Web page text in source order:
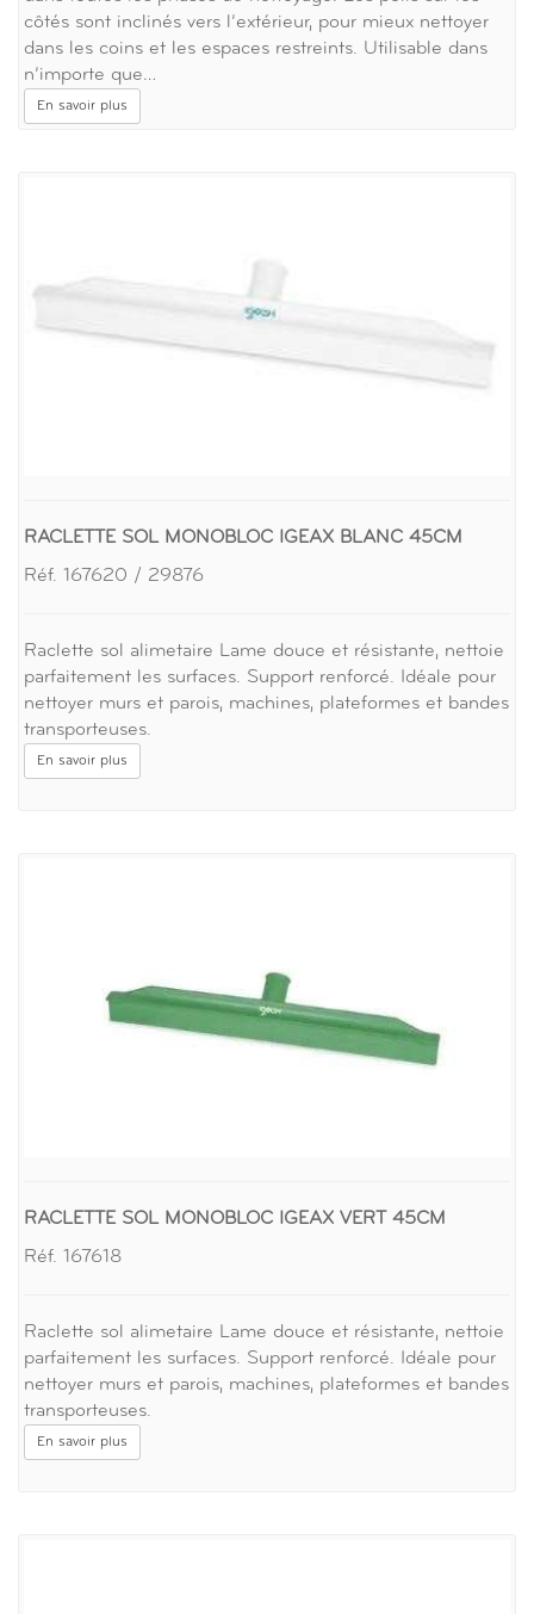
côtés sont inclinés vers l’extérieur, pour mieux nettoyer
dans les coins et les espaces restreints. Utilisable dans
n’importe que…
En savoir plus
RACLETTE SOL MONOBLOC IGEAX BLANC 45CM
Réf. 167620 / 29876
Raclette sol alimetaire Lame douce et résistante, nettoie
parfaitement les surfaces. Support renforcé. Idéale pour
nettoyer murs et parois, machines, plateformes et bandes
transporteuses.
En savoir plus
RACLETTE SOL MONOBLOC IGEAX VERT 45CM
Réf. 167618
Raclette sol alimetaire Lame douce et résistante, nettoie
parfaitement les surfaces. Support renforcé. Idéale pour
nettoyer murs et parois, machines, plateformes et bandes
transporteuses.
En savoir plus